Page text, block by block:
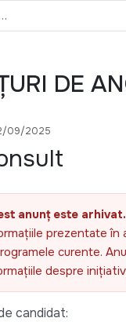
DE
09/2025
anunț este arhivat.
prezentate în
curente.
despre
candidat: